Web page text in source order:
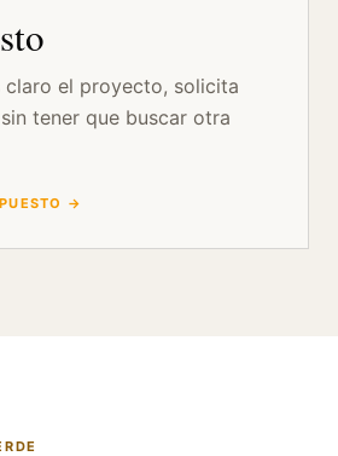
claro el proyecto, solicita
tener que buscar otra
→